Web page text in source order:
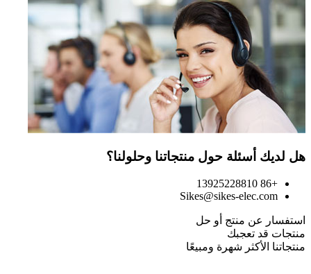
هل لديك أسئلة حول منتجاتنا وحلولنا؟
+86 13925228810
Sikes@sikes-elec.com
استفسار عن منتج أو حل
منتجات قد تعجبك
منتجاتنا الأكثر شهرة ومبيعًا